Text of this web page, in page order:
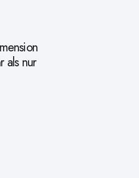
als nur